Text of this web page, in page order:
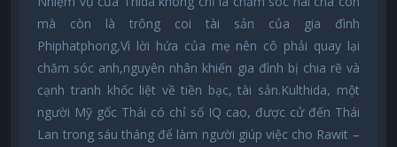
mà còn là trông coi tài sản của gia đình
Phiphatphong,Vì lời hứa của mẹ nên cô phải quay lại
chăm sóc anh,nguyên nhân khiến gia đình bị chia rẽ và
cạnh tranh khốc liệt về tiền bạc, tài sản.Kulthida, một
người Mỹ gốc Thái có chỉ số IQ cao, được cử đến Thái
Lan trong sáu tháng để làm người giúp việc cho Rawit –